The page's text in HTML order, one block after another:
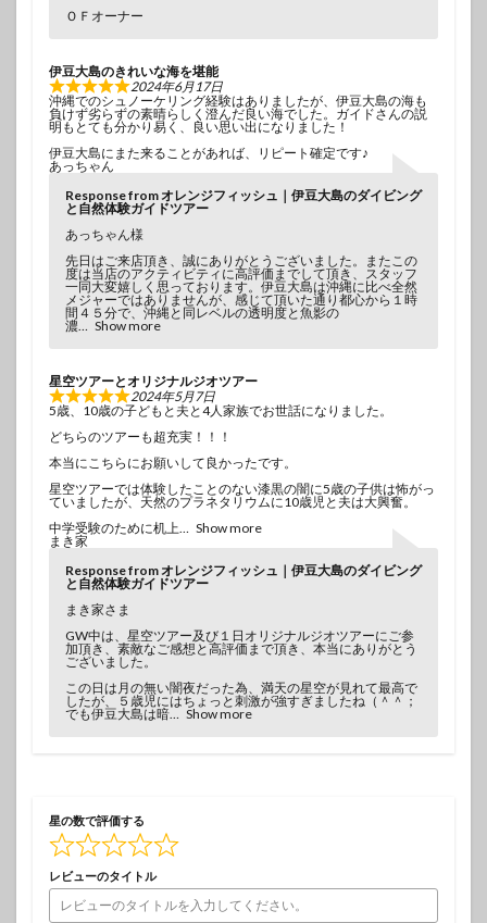
ＯＦオーナー
伊豆大島のきれいな海を堪能
2024年6月17日
沖縄でのシュノーケリング経験はありましたが、伊豆大島の海も
負けず劣らずの素晴らしく澄んだ良い海でした。ガイドさんの説
明もとても分かり易く、良い思い出になりました！
伊豆大島にまた来ることがあれば、リピート確定です♪
あっちゃん
Response from オレンジフィッシュ｜伊豆大島のダイビング
と自然体験ガイドツアー
あっちゃん様
先日はご来店頂き、誠にありがとうございました。またこの
度は当店のアクティビティに高評価までして頂き、スタッフ
一同大変嬉しく思っております。伊豆大島は沖縄に比べ全然
メジャーではありませんが、感じて頂いた通り都心から１時
間４５分で、沖縄と同レベルの透明度と魚影の
濃
Show more
星空ツアーとオリジナルジオツアー
2024年5月7日
5歳、10歳の子どもと夫と4人家族でお世話になりました。
どちらのツアーも超充実！！！
本当にこちらにお願いして良かったです。
星空ツアーでは体験したことのない漆黒の闇に5歳の子供は怖がっ
ていましたが、天然のプラネタリウムに10歳児と夫は大興奮。
中学受験のために机上
Show more
まき家
Response from オレンジフィッシュ｜伊豆大島のダイビング
と自然体験ガイドツアー
まき家さま
GW中は、星空ツアー及び１日オリジナルジオツアーにご参
加頂き、素敵なご感想と高評価まで頂き、本当にありがとう
ございました。
この日は月の無い闇夜だった為、満天の星空が見れて最高で
したが、５歳児にはちょっと刺激が強すぎましたね（＾＾；
でも伊豆大島は暗
Show more
星の数で評価する
レビューのタイトル